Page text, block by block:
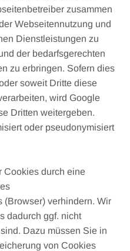
zusammen
Webseitennutzung und
Dienstleistungen zu
der bedarfsgerechten
zu erbringen. Sofern dies
soweit Dritte diese
wird Google
Dritten weitergeben.
oder pseudonymisiert
Cookies durch eine
(Browser) verhindern. Wir
dadurch ggf. nicht
Dazu müssen Sie in
von Cookies